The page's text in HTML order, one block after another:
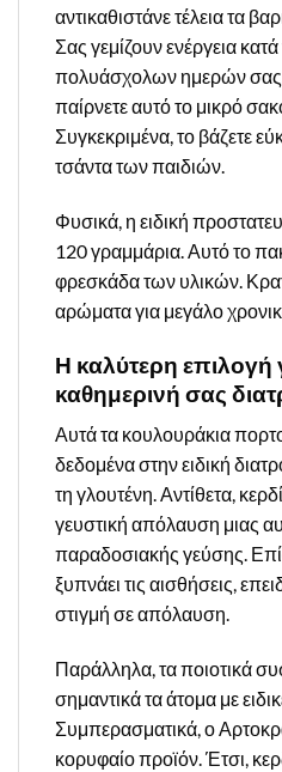
αντικαθιστάνε τέλεια τα
Σας γεμίζουν ενέργεια
πολυάσχολων ημερών
παίρνετε αυτό το μικρό
Συγκεκριμένα, το βάζετε
τσάντα των παιδιών.
Φυσικά, η ειδική
120 γραμμάρια. Αυτό το
φρεσκάδα των υλικών.
αρώματα για μεγάλο
Η καλύτερη επιλογή
καθημερινή σας
Αυτά τα κουλουράκια
δεδομένα στην ειδική
τη γλουτένη. Αντίθετα,
γευστική απόλαυση μιας
παραδοσιακής γεύσης.
ξυπνάει τις αισθήσεις,
στιγμή σε απόλαυση.
Παράλληλα, τα ποιοτικά
σημαντικά τα άτομα με
Συμπερασματικά, ο
κορυφαίο προϊόν. Έτσι,